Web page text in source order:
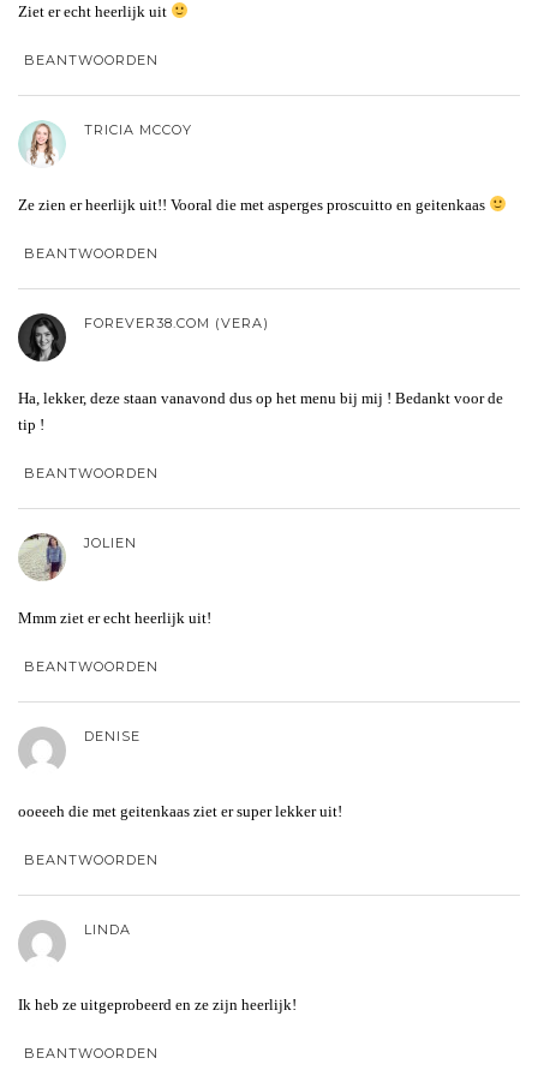
Ziet er echt heerlijk uit
BEANTWOORDEN
TRICIA MCCOY
Ze zien er heerlijk uit!! Vooral die met asperges proscuitto en geitenkaas
BEANTWOORDEN
FOREVER38.COM (VERA)
Ha, lekker, deze staan vanavond dus op het menu bij mij ! Bedankt voor de
tip !
BEANTWOORDEN
JOLIEN
Mmm ziet er echt heerlijk uit!
BEANTWOORDEN
DENISE
ooeeeh die met geitenkaas ziet er super lekker uit!
BEANTWOORDEN
LINDA
Ik heb ze uitgeprobeerd en ze zijn heerlijk!
BEANTWOORDEN